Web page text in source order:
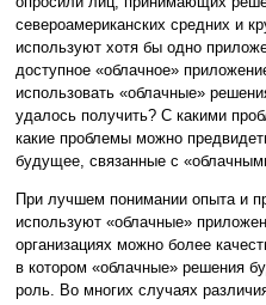
североамериканских средних и
используют хотя бы одно
доступное «облачное»
использовать «облачные»
удалось получить? С какими
какие проблемы можно
будущее, связанные с
При лучшем понимании опыта и
используют «облачные»
организациях можно более
в котором «облачные» решения
роль. Во многих случаях